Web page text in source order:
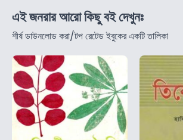
এই জনরার আরো কিছু বই দেখুনঃ
শীর্ষ ডাউনলোড করা/টপ রেটেড ইবুকের একটি তালিকা